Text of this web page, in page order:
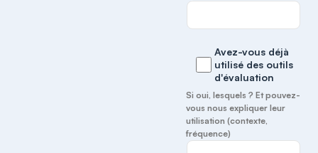
Avez-vous déjà
utilisé des outils
d'évaluation
Si oui, lesquels ? Et pouvez-
vous nous expliquer leur
utilisation (contexte,
fréquence)